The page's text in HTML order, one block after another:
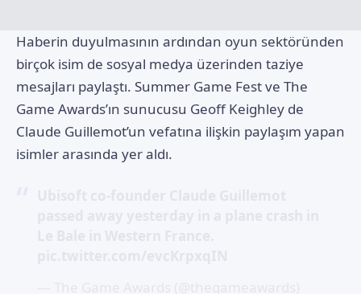
Haberin duyulmasının ardından oyun sektöründen
birçok isim de sosyal medya üzerinden taziye
mesajları paylaştı. Summer Game Fest ve The
Game Awards’ın sunucusu Geoff Keighley de
Claude Guillemot’un vefatına ilişkin paylaşım yapan
isimler arasında yer aldı.